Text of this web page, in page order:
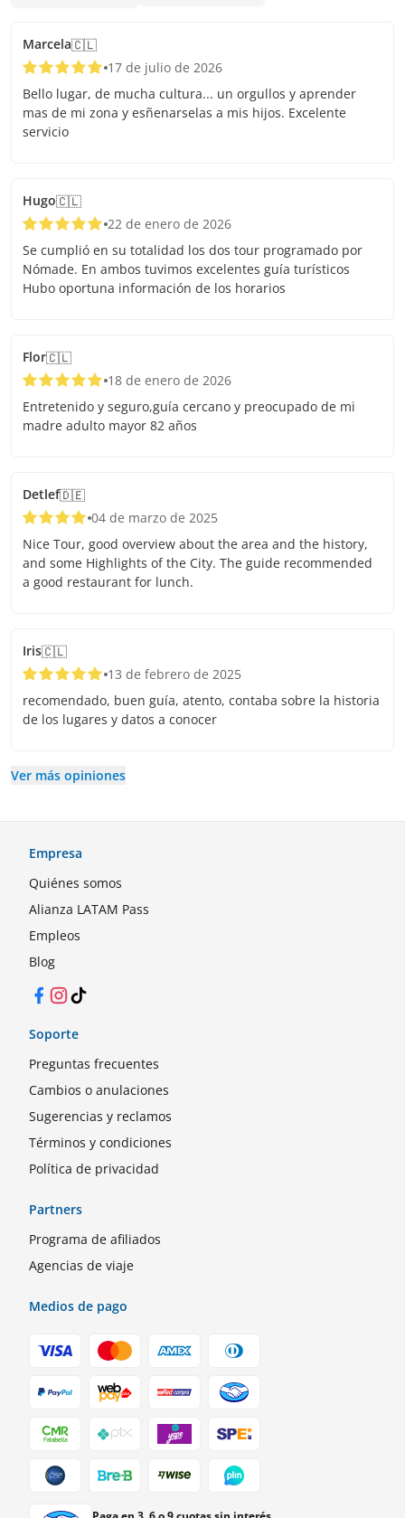
Marcela🇨🇱
17 de julio de 2026
Bello lugar, de mucha cultura... un orgullos y aprender
mas de mi zona y esñenarselas a mis hijos. Excelente
servicio
Hugo🇨🇱
22 de enero de 2026
Se cumplió en su totalidad los dos tour programado por
Nómade. En ambos tuvimos excelentes guía turísticos
Hubo oportuna información de los horarios
Flor🇨🇱
18 de enero de 2026
Entretenido y seguro,guía cercano y preocupado de mi
madre adulto mayor 82 años
Detlef🇩🇪
04 de marzo de 2025
Nice Tour, good overview about the area and the history,
and some Highlights of the City. The guide recommended
a good restaurant for lunch.
Iris🇨🇱
13 de febrero de 2025
recomendado, buen guía, atento, contaba sobre la historia
de los lugares y datos a conocer
Ver más opiniones
Empresa
Quiénes somos
Alianza LATAM Pass
Empleos
Blog
Facebook
Instagram
TikTok
Soporte
Preguntas frecuentes
Cambios o anulaciones
Sugerencias y reclamos
Términos y condiciones
Política de privacidad
Partners
Programa de afiliados
Agencias de viaje
Medios de pago